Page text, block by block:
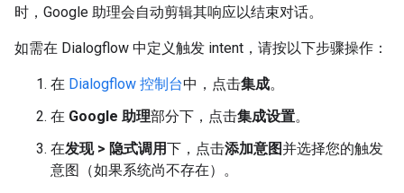
时，Google 助理会自动剪辑其响应以结束对话。
如需在 Dialogflow 中定义触发 intent，请按以下步骤操作：
在 Dialogflow 控制台中，点击集成。
在 Google 助理部分下，点击集成设置。
在发现 > 隐式调用下，点击添加意图并选择您的触发
意图（如果系统尚不存在）。